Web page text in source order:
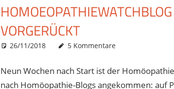
VORGERÜCKT
26/11/2018 Christian J. Becker
Uncategorized
5 Kommentare
Neun Wochen nach Start ist der
nach Homöopathie-Blogs angekommen: auf